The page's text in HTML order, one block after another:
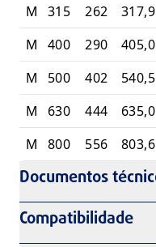
M
315 262 317,9
M
400 290 405,0
M
500 402 540,5
M
630 444 635,0
M
800 556 803,6
Documentos
Compatibilidade